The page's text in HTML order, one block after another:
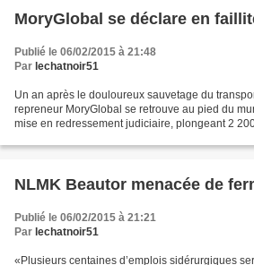
MoryGlobal se déclare en
Publié le 06/02/2015 à 21:48
Par lechatnoir51
Un an après le douloureux sauvetage du
repreneur MoryGlobal se retrouve au pied du
mise en redressement judiciaire, plongeant 2
NLMK Beautor menacée de
Publié le 06/02/2015 à 21:21
Par lechatnoir51
«Plusieurs centaines d’emplois sidérurgiques